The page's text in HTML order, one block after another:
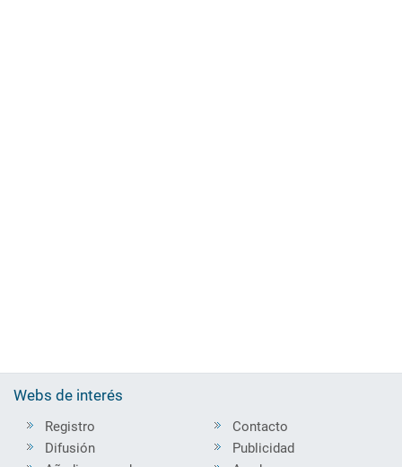
Webs de interés
Registro
Difusión
Contacto
Publicidad